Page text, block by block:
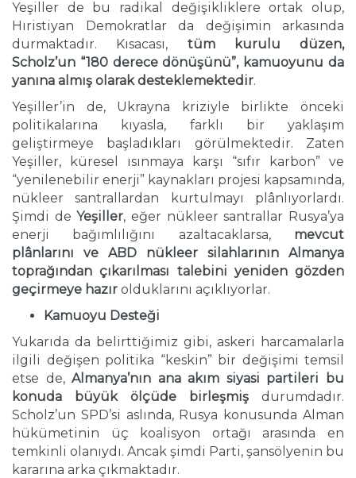
Yeşiller de bu radikal değişikliklere ortak olup,
Hıristiyan Demokratlar da değişimin arkasında
durmaktadır. Kısacası, tüm kurulu düzen,
Scholz’un “180 derece dönüşünü”, kamuoyunu da
yanına almış olarak desteklemektedir.
Yeşiller’in de, Ukrayna kriziyle birlikte önceki
politikalarına kıyasla, farklı bir yaklaşım
geliştirmeye başladıkları görülmektedir. Zaten
Yeşiller, küresel ısınmaya karşı “sıfır karbon” ve
“yenilenebilir enerji” kaynakları projesi kapsamında,
nükleer santrallardan kurtulmayı plânlıyorlardı.
Şimdi deYeşiller, eğer nükleer santrallar Rusya’ya
enerji bağımlılığını azaltacaklarsa,mevcut
plânlarını ve ABD nükleer silahlarının Almanya
toprağından çıkarılması talebini yeniden gözden
geçirmeye hazır olduklarını açıklıyorlar.
Kamuoyu Desteği
Yukarıda da belirttiğimiz gibi, askeri harcamalarla
ilgili değişen politika “keskin” bir değişimi temsil
etse de,Almanya’nın ana akım siyasi partileri bu
konuda büyük ölçüde birleşmiş durumdadır.
Scholz’un SPD’si aslında, Rusya konusunda Alman
hükümetinin üç koalisyon ortağı arasında en
temkinli olanıydı. Ancak şimdi Parti, şansölyenin bu
kararına arka çıkmaktadır.